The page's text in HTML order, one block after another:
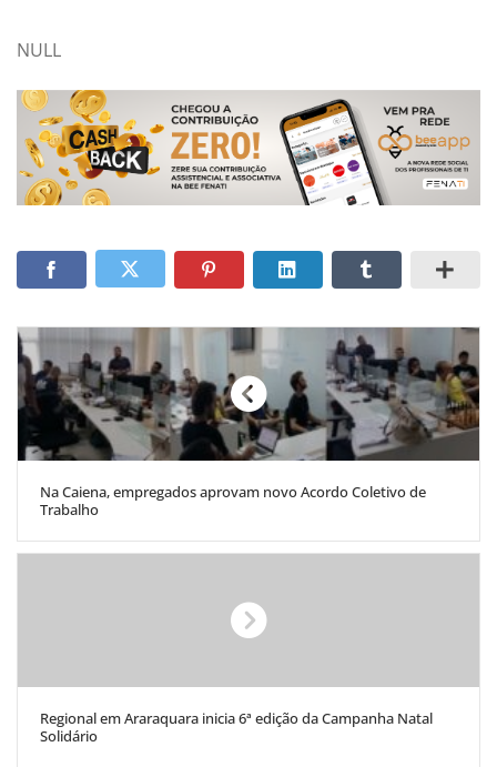
NULL
Na Caiena, empregados aprovam novo Acordo Coletivo de
Trabalho
Regional em Araraquara inicia 6ª edição da Campanha Natal
Solidário